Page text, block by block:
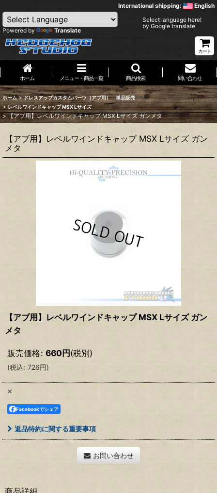
International shipping: English
Powered by Translate
Select language here!
by Google translate
カート
ホーム メニュー・商品一覧 商品検索 問い合わせ
ホーム > ドレスアップカスタムパーツ（アブ用） 単品販売
> レベルワインドキャップ MSX Lサイズ
> 【アブ用】レベルワインドキャップ MSX Lサイズ ガンメタ
【アブ用】レベルワインドキャップ MSX Lサイズ ガン
メタ
【アブ用】レベルワインドキャップ MSX Lサイズ ガン
メタ
販売価格: 660円(税別)
(税込: 726円)
×
Facebookでシェア
返品特約に関する重要事項
お問い合わせ